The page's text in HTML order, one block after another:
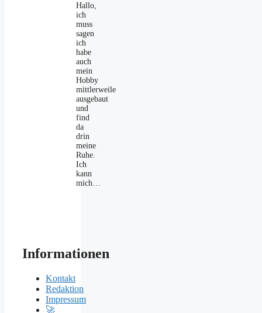
Hallo,
ich
muss
sagen
ich
habe
auch
mein
Hobby
mittlerweile
ausgebaut
und
find
da
drin
meine
Ruhe.
Ich
kann
mich…
Informationen
Kontakt
Redaktion
Impressum
🚀